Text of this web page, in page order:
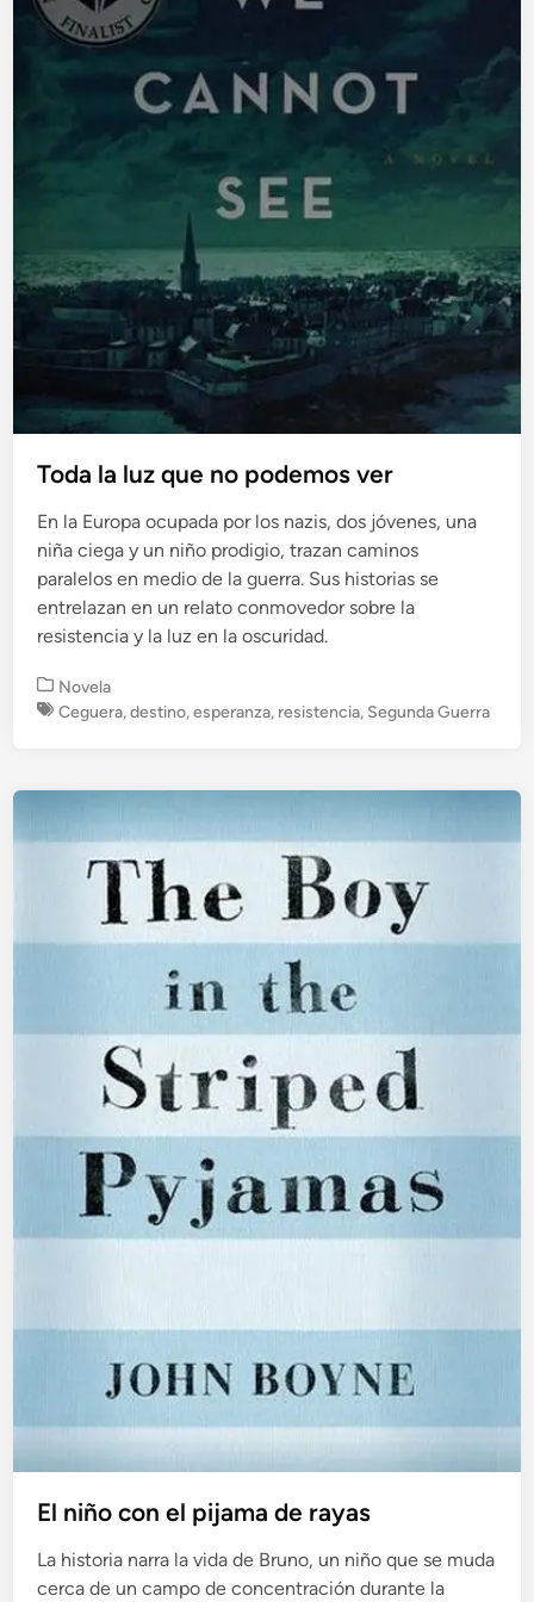
Toda la luz que no podemos ver
En la Europa ocupada por los nazis, dos jóvenes, una
niña ciega y un niño prodigio, trazan caminos
paralelos en medio de la guerra. Sus historias se
entrelazan en un relato conmovedor sobre la
resistencia y la luz en la oscuridad.
P
u
i
a
Novela
Ceguera,destino,esperanza, resistencia, Segunda Guerra
El niño con el pijama de rayas
La historia narra la vida de Bruno, un niño que se muda
cerca de un campo de concentración durante la